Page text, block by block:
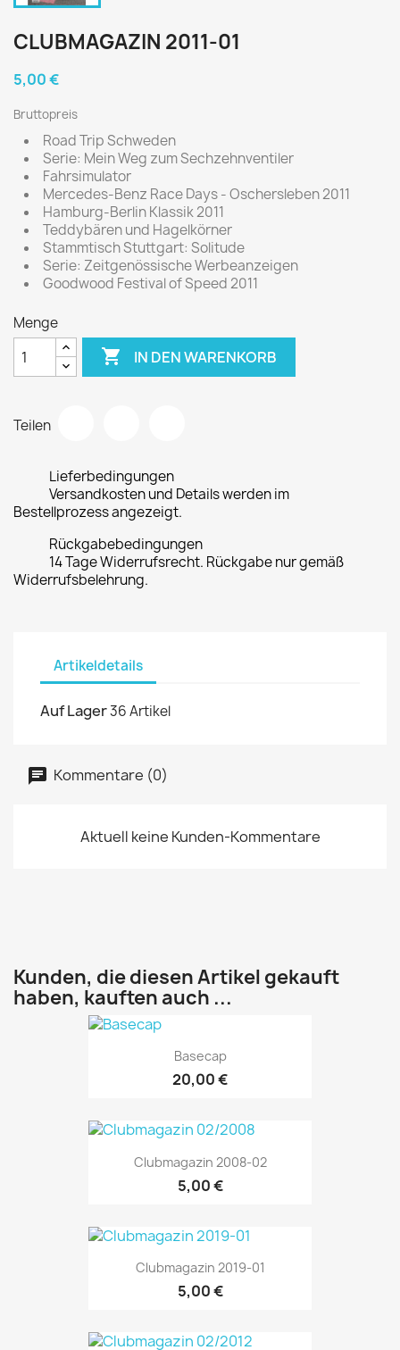
CLUBMAGAZIN 2011-01
5,00 €
Bruttopreis
Road Trip Schweden
Serie: Mein Weg zum Sechzehnventiler
Fahrsimulator
Mercedes-Benz Race Days - Oschersleben 2011
Hamburg-Berlin Klassik 2011
Teddybären und Hagelkörner
Stammtisch Stuttgart: Solitude
Serie: Zeitgenössische Werbeanzeigen
Goodwood Festival of Speed 2011
Menge
 IN DEN WARENKORB
Teilen
Lieferbedingungen
Versandkosten und Details werden im
Bestellprozess angezeigt.
Rückgabebedingungen
14 Tage Widerrufsrecht. Rückgabe nur gemäß
Widerrufsbelehrung.
Artikeldetails
Auf Lager36 Artikel
Kommentare (0)
Aktuell keine Kunden-Kommentare
Kunden, die diesen Artikel gekauft
haben, kauften auch ...
Basecap
20,00 €
Clubmagazin 2008-02
5,00 €
Clubmagazin 2019-01
5,00 €